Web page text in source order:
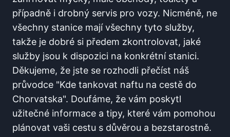
případně i drobný servis‌ pro vozy. Nicméně, ne
všechny​ stanice mají všechny ⁣tyto‍ služby,
⁣takže je dobré si⁢ předem zkontrolovat, jaké
služby jsou k dispozici na ‍konkrétní​ stanici.
Děkujeme, že jste se rozhodli přečíst náš
‍průvodce⁤ "Kde ‌tankovat naftu na cestě ⁤do⁣
Chorvatska". Doufáme,⁣ že​ vám poskytl
užitečné informace a tipy, které ​vám pomohou
plánovat vaši cestu s důvěrou a⁤ bezstarostně.